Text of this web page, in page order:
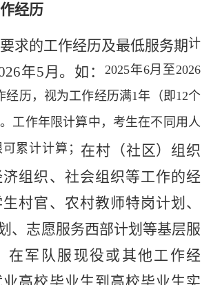
经历
求的工作经历及最低服务期计
26年5月 。如： 2025年6月至2026
经历，视为工作经历满1年（即12个
工作年限计算中，考生在不同用人
累计计算； 在村（社区）组织
济组织、社会组织等工作的经
村官、农村教师特岗计划、
、志愿服务西部计划等基层服
在军队服现役或其他工作经
高校毕业生到高校毕业生实